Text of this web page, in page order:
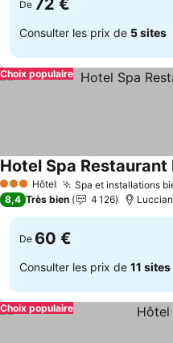
De 72 €
Consulter les prix de 5 sites
Choix populaire
3 ÉtoilesHôtel Spa et installations
Hotel Spa Restaurant
8,4 Très bien 4 126
De 60 €
Consulter les prix de 11 sites
Choix populaire